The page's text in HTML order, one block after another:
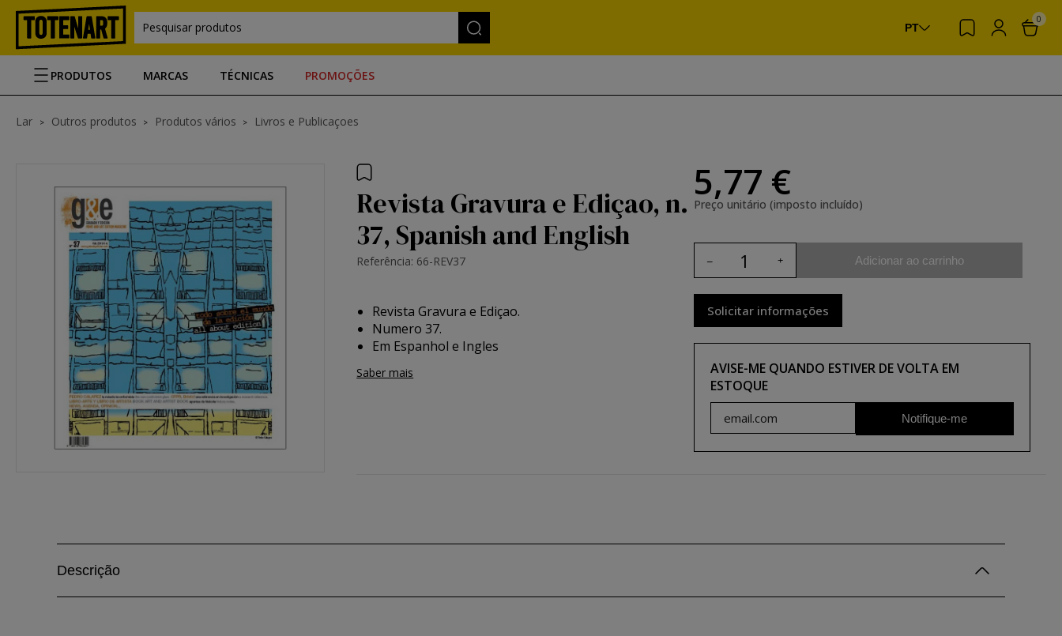
Pesquisar produtos PT
0
PRODUTOS MARCAS TÉCNICAS PROMOÇÕES
Lar Outros produtos Produtos vários Livros e Publicaçoes
Revista Gravura e Ediçao, n.
37, Spanish and English
Referência: 66-REV37
Revista Gravura e Ediçao.
Numero 37.
Em Espanhol e Ingles
Saber mais
5,77 €
Preço unitário (imposto incluído)
Adicionar ao carrinho
Solicitar informações
AVISE-ME QUANDO ESTIVER DE VOLTA EM
ESTOQUE
Notifique-me
Descrição